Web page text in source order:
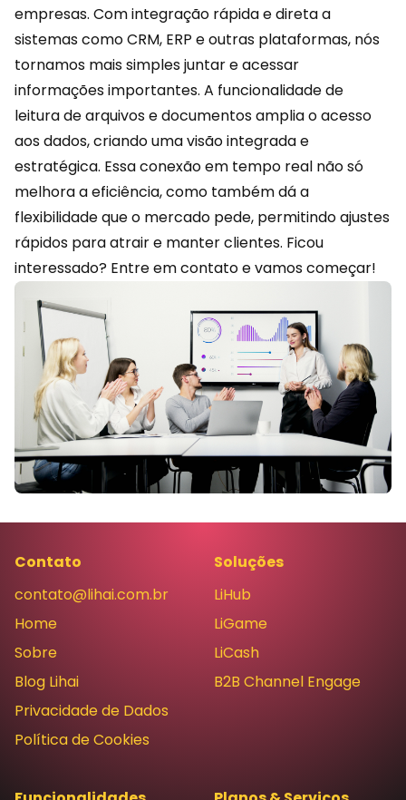
empresas. Com integração rápida e direta a
sistemas como CRM, ERP e outras plataformas, nós
tornamos mais simples juntar e acessar
informações importantes. A funcionalidade de
leitura de arquivos e documentos amplia o acesso
aos dados, criando uma visão integrada e
estratégica. Essa conexão em tempo real não só
melhora a eficiência, como também dá a
flexibilidade que o mercado pede, permitindo ajustes
rápidos para atrair e manter clientes. Ficou
interessado? Entre em contatoe vamos começar!
Contato
contato@lihai.com.br
Home
Sobre
Blog Lihai
Privacidade de Dados
Política de Cookies
Soluções
LiHub
LiGame
LiCash
B2B Channel Engage